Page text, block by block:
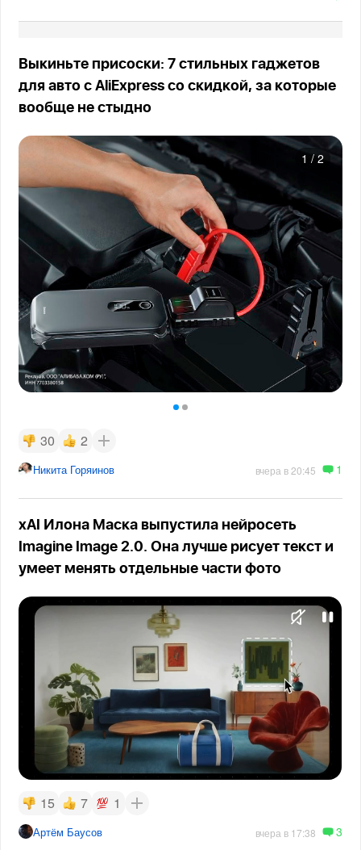
Выкиньте присоски: 7 стильных гаджетов
для авто с AliExpress со скидкой, за которые
вообще не стыдно
1 / 2
30 2
Никита Горяинов вчера в 20:45 1
xAI Илона Маска выпустила нейросеть
Imagine Image 2.0. Она лучше рисует текст и
умеет менять отдельные части фото
15 7 1
Артём Баусов вчера в 17:38 3